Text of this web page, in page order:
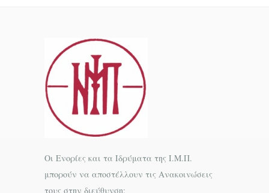
Οι Ενορίες και τα Ιδρύματα της Ι.Μ.Π.
μπορούν να αποστέλλουν τις Ανακοινώσεις
τους στην διεύθυνση: